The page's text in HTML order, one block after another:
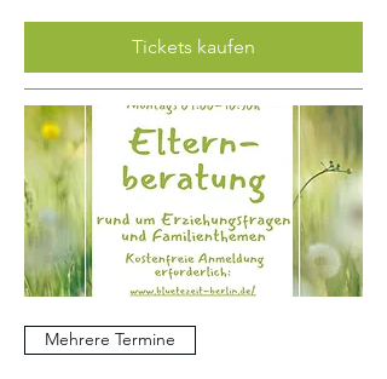
Tickets kaufen
Mehrere Termine